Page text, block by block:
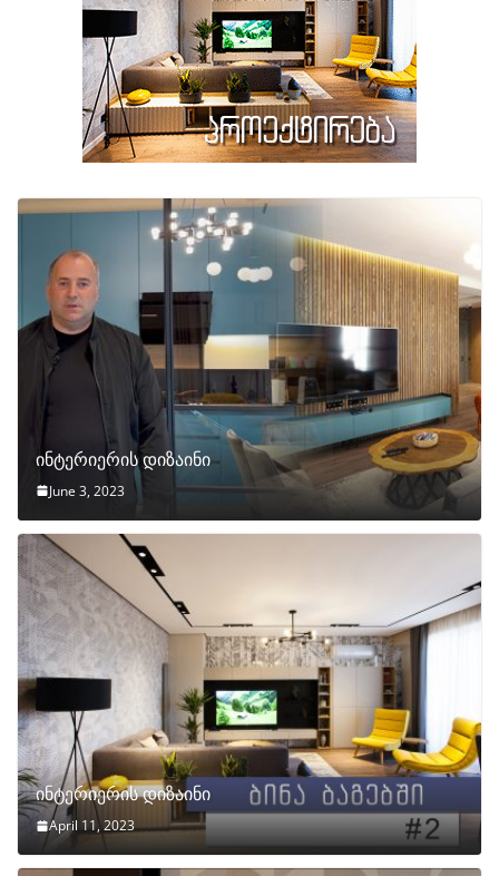
ინტერიერის დიზაინი
June 3, 2023
ინტერიერის დიზაინი
April 11, 2023